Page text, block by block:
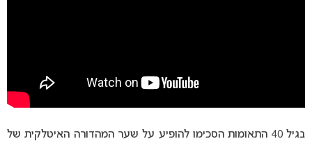
בגיל 40 התאומות הסכימו להופיע על שער המהדורה האיטלקית של